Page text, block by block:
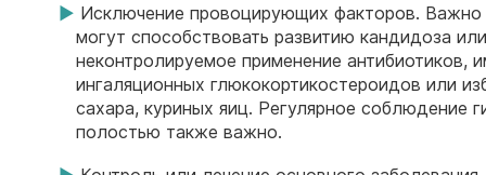
Исключение провоцирующих факторов. Важно
могут способствовать развитию кандидоза
неконтролируемое применение антибиотиков,
ингаляционных глюкокортикостероидов или
сахара, куриных яиц. Регулярное соблюдение
полостью также важно.